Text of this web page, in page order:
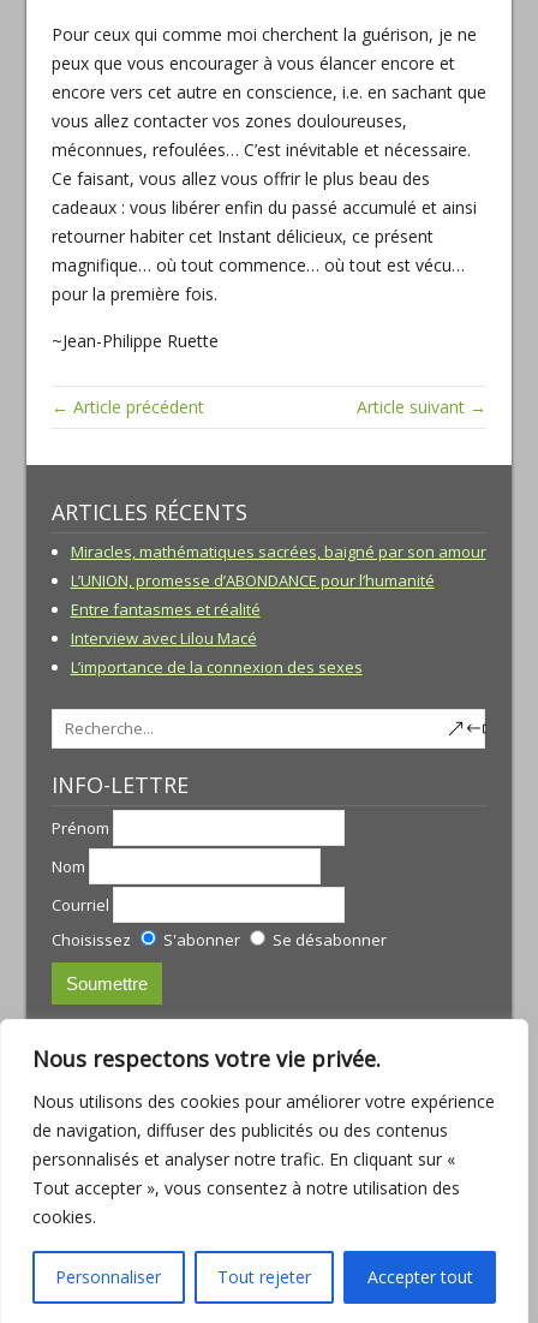
Nous respectons votre vie privée.
Nous utilisons des cookies pour améliorer votre expérience
de navigation, diffuser des publicités ou des contenus
personnalisés et analyser notre trafic. En cliquant sur «
Tout accepter », vous consentez à notre utilisation des
cookies.
Personnaliser Tout rejeter Accepter tout
Pour ceux qui comme moi cherchent la guérison, je ne
peux que vous encourager à vous élancer encore et
encore vers cet autre en conscience, i.e. en sachant que
vous allez contacter vos zones douloureuses,
méconnues, refoulées… C’est inévitable et nécessaire.
Ce faisant, vous allez vous offrir le plus beau des
cadeaux : vous libérer enfin du passé accumulé et ainsi
retourner habiter cet Instant délicieux, ce présent
magnifique… où tout commence… où tout est vécu…
pour la première fois.
~Jean-Philippe Ruette
← Article précédent Article suivant →
ARTICLES RÉCENTS
Miracles, mathématiques sacrées, baigné par son amour
L’UNION, promesse d’ABONDANCE pour l’humanité
Entre fantasmes et réalité
Interview avec Lilou Macé
L’importance de la connexion des sexes
INFO-LETTRE
Prénom
Nom
Courriel
Choisissez
S'abonner Se désabonner
courriel :julie@armoniamassotherapie.com
www.armoniamassotherapie.com
Téléphone : (418) 803-9918
JEAN-PHILIPPE RUETTE
Téléphone : (418) 563-6286
Politique de confidentialité